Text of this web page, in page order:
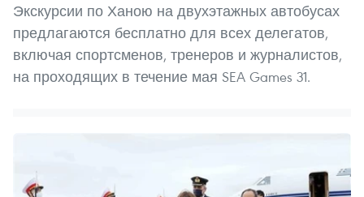
Экскурсии по Ханою на двухэтажных автобусах
предлагаются бесплатно для всех делегатов,
включая спортсменов, тренеров и журналистов,
на проходящих в течение мая SEA Games 31.